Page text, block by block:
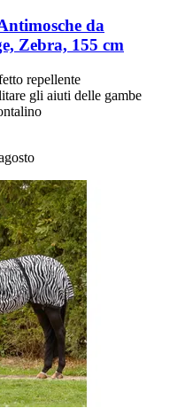
da
Zebra, 155 cm
repellente
gli aiuti delle gambe